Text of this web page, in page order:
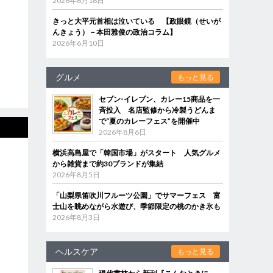
きっと大平元首相は泣いている 【政眼鏡（せいが
んきょう）－本田雅俊の政治コラム】
2026年6月10日
グルメ もっと見る
セブン‐イレブン、カレー15商品を一
斉投入 名店監修から冷製うどんま
で“夏のカレーフェス”を開催中
2026年8月6日
横浜高島屋で「韓国市場」がスタート 人気グルメ
から雑貨まで約30ブランドが集結
2026年8月5日
「山梨県笛吹川フルーツ公園」でサマーフェス 富
士山を眺めながら水遊び、季節限定の桃のかき氷も
2026年8月3日
ヘルスケア もっと見る